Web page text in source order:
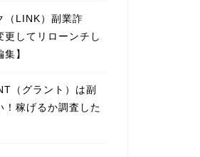
（LINK）副業詐
更してリローンチし
】
（グラント）は副
！稼げるか調査した